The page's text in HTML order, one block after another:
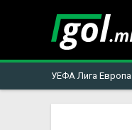
УЕФА Лига Европа